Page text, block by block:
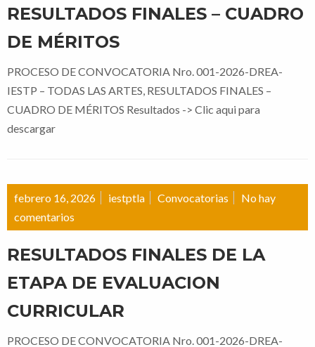
RESULTADOS FINALES – CUADRO
DE MÉRITOS
PROCESO DE CONVOCATORIA Nro. 001-2026-DREA-
IESTP – TODAS LAS ARTES, RESULTADOS FINALES –
CUADRO DE MÉRITOS Resultados -> Clic aqui para
descargar
febrero 16, 2026 iestptla Convocatorias
No hay
comentarios
RESULTADOS FINALES DE LA
ETAPA DE EVALUACION
CURRICULAR
PROCESO DE CONVOCATORIA Nro. 001-2026-DREA-